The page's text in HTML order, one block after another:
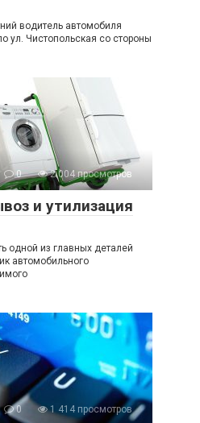
водитель автомобиля
ул. Чистопольская со стороны
0 2 004 просмотров
и утилизация
одной из главных деталей
автомобильного
0 1 414 просмотров